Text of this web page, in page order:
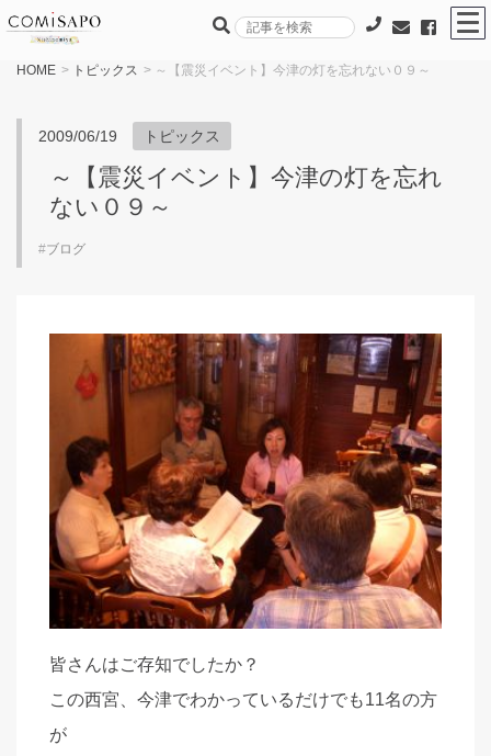
HOME > トピックス > ～【震災イベント】今津の灯を忘れない０９～
2009/06/19 トピックス
～【震災イベント】今津の灯を忘れ
ない０９～
#ブログ
皆さんはご存知でしたか？
この西宮、今津でわかっているだけでも11名の方
が